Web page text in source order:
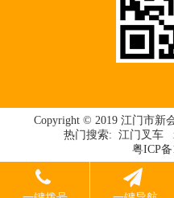
Copyright © 2019 江门市新
热门搜索: 江门叉车
粤ICP备